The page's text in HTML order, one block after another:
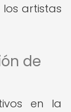
artistas
de
en la